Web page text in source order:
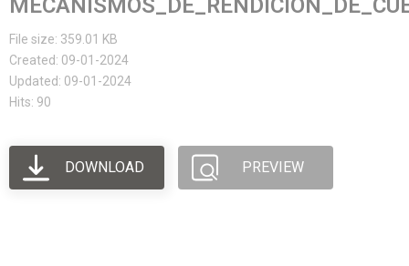
File size: 359.01 KB
Created: 09-01-2024
Updated: 09-01-2024
Hits: 90
DOWNLOAD PREVIEW